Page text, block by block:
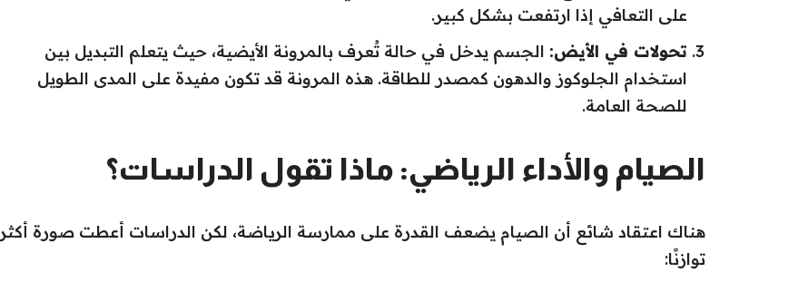
على التعافي إذا ارتفعت بشكل كبير.
تحولات في الأيض: الجسم يدخل في حالة تُعرف بالمرونة الأيضية، حيث يتعلم التبديل بين
استخدام الجلوكوز والدهون كمصدر للطاقة. هذه المرونة قد تكون مفيدة على المدى الطويل
للصحة العامة.
الصيام والأداء الرياضي: ماذا تقول الدراسات؟
هناك اعتقاد شائع أن الصيام يضعف القدرة على ممارسة الرياضة، لكن الدراسات أعطت صورة أكثر
توازنًا: